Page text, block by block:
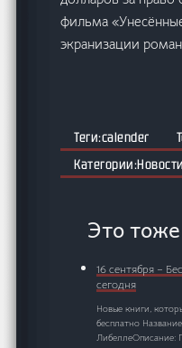
фильма
экранизации
calender
Это
16 сентября –
сегодня
Новые книги,
бесплатно
ЛибеллеОписание: